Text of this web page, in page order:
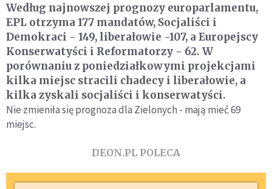
Według najnowszej prognozy europarlamentu,
EPL otrzyma 177 mandatów, Socjaliści i
Demokraci - 149, liberałowie -107, a Europejscy
Konserwatyści i Reformatorzy - 62. W
porównaniu z poniedziałkowymi projekcjami
kilka miejsc stracili chadecy i liberałowie, a
kilka zyskali socjaliści i konserwatyści.
Nie zmieniła się prognoza dla Zielonych - mają mieć 69
miejsc.
DEON.PL POLECA